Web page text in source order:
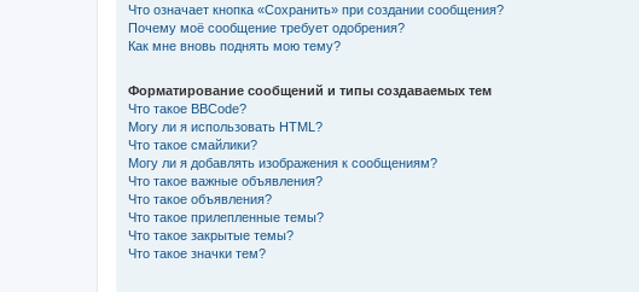
Что означает кнопка «Сохранить» при создании сообщения?
Почему моё сообщение требует одобрения?
Как мне вновь поднять мою тему?
Форматирование сообщений и типы создаваемых тем
Что такое BBCode?
Могу ли я использовать HTML?
Что такое смайлики?
Могу ли я добавлять изображения к сообщениям?
Что такое важные объявления?
Что такое объявления?
Что такое прилепленные темы?
Что такое закрытые темы?
Что такое значки тем?